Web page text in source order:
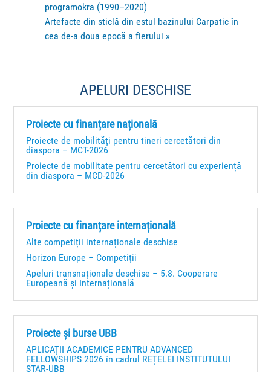
programokra (1990–2020)
Artefacte din sticlă din estul bazinului Carpatic în
cea de-a doua epocă a fierului »
APELURI DESCHISE
Proiecte cu finanțare națională
Proiecte de mobilități pentru tineri cercetători din
diaspora – MCT-2026
Proiecte de mobilitate pentru cercetători cu experiență
din diaspora – MCD-2026
Proiecte cu finanțare internațională
Alte competiții internaționale deschise
Horizon Europe – Competiții
Apeluri transnaționale deschise – 5.8. Cooperare
Europeană și Internațională
Proiecte și burse UBB
APLICAȚII ACADEMICE PENTRU ADVANCED
FELLOWSHIPS 2026 în cadrul REȚELEI INSTITUTULUI
STAR-UBB